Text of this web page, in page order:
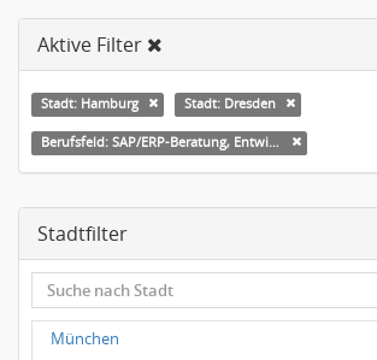
Aktive Filter
Stadt: Hamburg Stadt: Dresden
Berufsfeld: SAP/ERP-Beratung, Entwicklung
Stadtfilter
München